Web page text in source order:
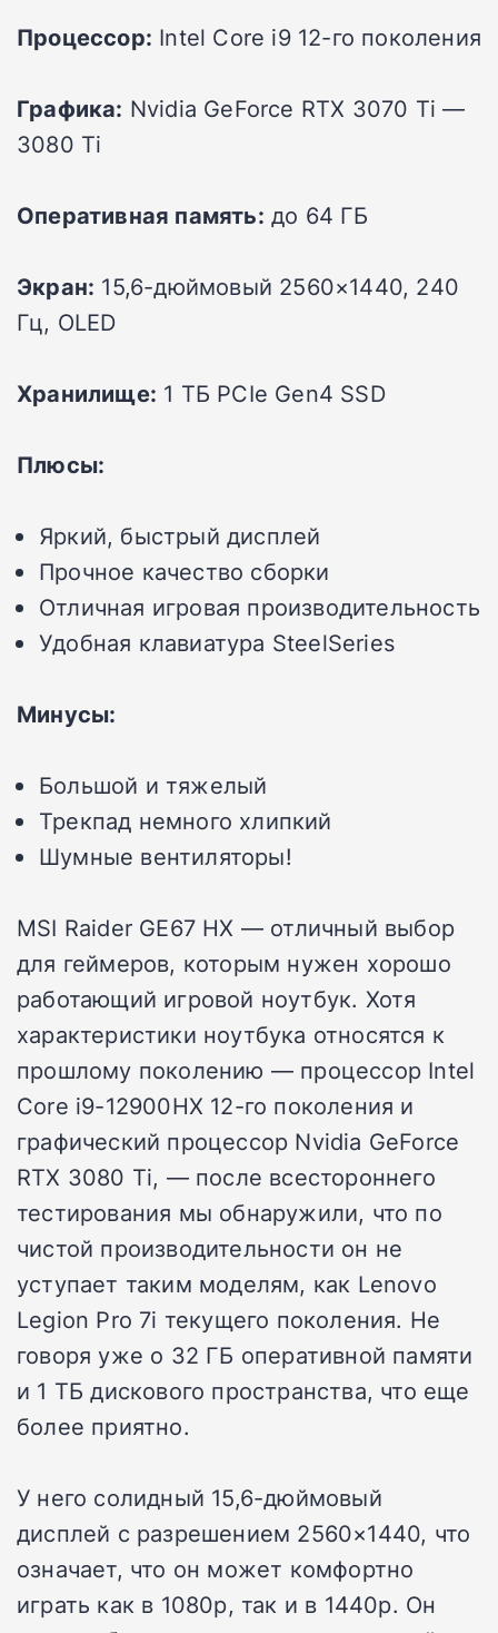
Процессор: Intel Core i9 12-го поколения
Графика: Nvidia GeForce RTX 3070 Ti —
3080 Ti
Оперативная память: до 64 ГБ
Экран: 15,6-дюймовый 2560×1440, 240
Гц, OLED
Хранилище: 1 ТБ PCIe Gen4 SSD
Плюсы:
Яркий, быстрый дисплей
Прочное качество сборки
Отличная игровая производительность
Удобная клавиатура SteelSeries
Минусы:
Большой и тяжелый
Трекпад немного хлипкий
Шумные вентиляторы!
MSI Raider GE67 HX — отличный выбор
для геймеров, которым нужен хорошо
работающий игровой ноутбук. Хотя
характеристики ноутбука относятся к
прошлому поколению — процессор Intel
Core i9-12900HX 12-го поколения и
графический процессор Nvidia GeForce
RTX 3080 Ti, — после всестороннего
тестирования мы обнаружили, что по
чистой производительности он не
уступает таким моделям, как Lenovo
Legion Pro 7i текущего поколения. Не
говоря уже о 32 ГБ оперативной памяти
и 1 ТБ дискового пространства, что еще
более приятно.
У него солидный 15,6-дюймовый
дисплей с разрешением 2560×1440, что
означает, что он может комфортно
играть как в 1080p, так и в 1440p. Он